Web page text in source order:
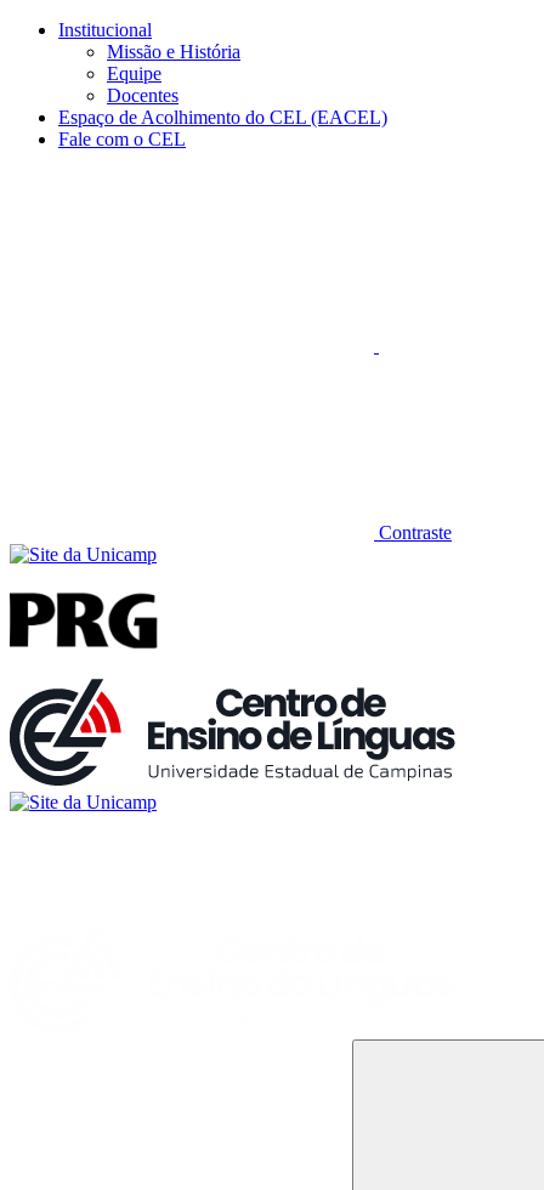
Conteúdo principal
Institucional
Missão e História
Equipe
Docentes
Espaço de Acolhimento do CEL (EACEL)
Fale com o CEL
Contraste